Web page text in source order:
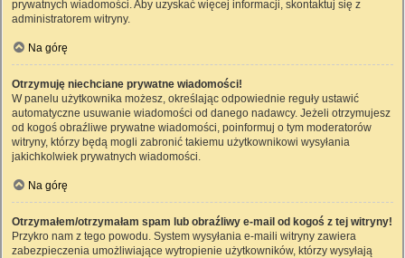
prywatnych wiadomości. Aby uzyskać więcej informacji, skontaktuj się z
administratorem witryny.
Na górę
Otrzymuję niechciane prywatne wiadomości!
W panelu użytkownika możesz, określając odpowiednie reguły ustawić
automatyczne usuwanie wiadomości od danego nadawcy. Jeżeli otrzymujesz
od kogoś obraźliwe prywatne wiadomości, poinformuj o tym moderatorów
witryny, którzy będą mogli zabronić takiemu użytkownikowi wysyłania
jakichkolwiek prywatnych wiadomości.
Na górę
Otrzymałem/otrzymałam spam lub obraźliwy e-mail od kogoś z tej witryny!
Przykro nam z tego powodu. System wysyłania e-maili witryny zawiera
zabezpieczenia umożliwiające wytropienie użytkowników, którzy wysyłają